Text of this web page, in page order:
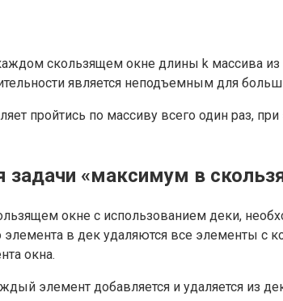
скользящем окне длины k массива
является неподъемным для
пройтись по массиву всего один раз,
задачи «максимум в
окне с использованием деки,
в дек удаляются все элементы с
окна.
элемент добавляется и удаляется из